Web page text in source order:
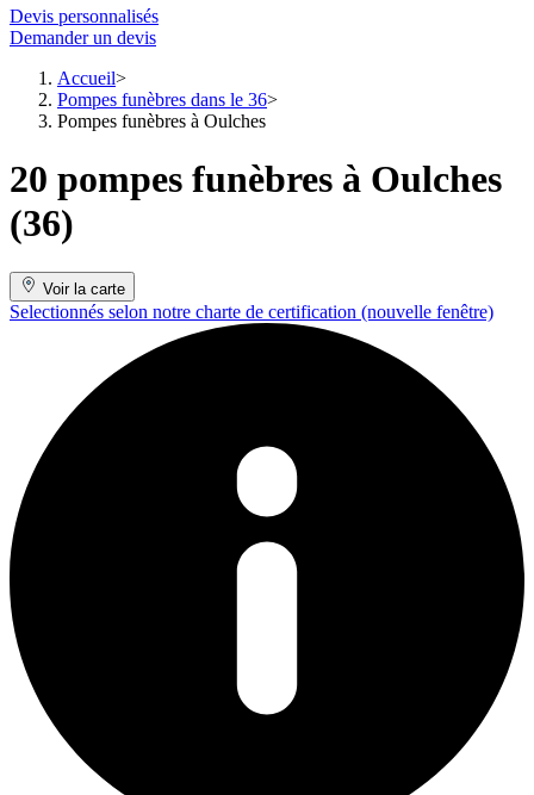
Devis personnalisés
Demander un devis
Accueil
Pompes funèbres dans le 36
Pompes funèbres à Oulches
20 pompes funèbres à Oulches
(36)
Voir la carte
Selectionnés selon notre charte de certification (nouvelle fenêtre)